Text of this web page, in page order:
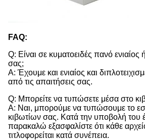
FAQ:
Q: Είναι σε κυματοειδές πανό ενιαίος
σας;
Α: Έχουμε και ενιαίος και
από τις απαιτήσεις σας.
Q: Μπορείτε να τυπώσετε μέσα στο
Α: Ναι, μπορούμε να τυπώσουμε το
κιβωτίων σας. Κατά την υποβολή του
παρακαλώ εξασφαλίστε ότι κάθε
τιτλοφορείται κατά συνέπεια.